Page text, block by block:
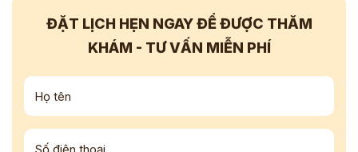
ĐẶT LỊCH HẸN NGAYĐỂ ĐƯỢC THĂM
KHÁM - TƯ VẤN MIỄN PHÍ